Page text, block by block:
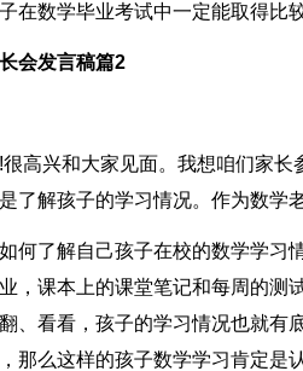
在数学毕业考试中一定能取得比
会发言稿篇2
高兴和大家见面。我想咱们家
了解孩子的学习情况。作为数学
何了解自己孩子在校的数学学习
，课本上的课堂笔记和每周的测
、看看，孩子的学习情况也就有
那么这样的孩子数学学习肯定是